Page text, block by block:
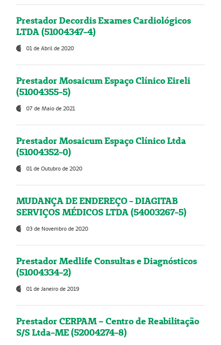
Prestador Decordis Exames Cardiológicos
LTDA (51004347-4)
01 de Abril de 2020
Prestador Mosaicum Espaço Clínico Eireli
(51004355-5)
07 de Maio de 2021
Prestador Mosaicum Espaço Clínico Ltda
(51004352-0)
01 de Outubro de 2020
MUDANÇA DE ENDEREÇO - DIAGITAB
SERVIÇOS MÉDICOS LTDA (54003267-5)
03 de Novembro de 2020
Prestador Medlife Consultas e Diagnósticos
(51004334-2)
01 de Janeiro de 2019
Prestador CERPAM – Centro de Reabilitação
S/S Ltda-ME (52004274-8)